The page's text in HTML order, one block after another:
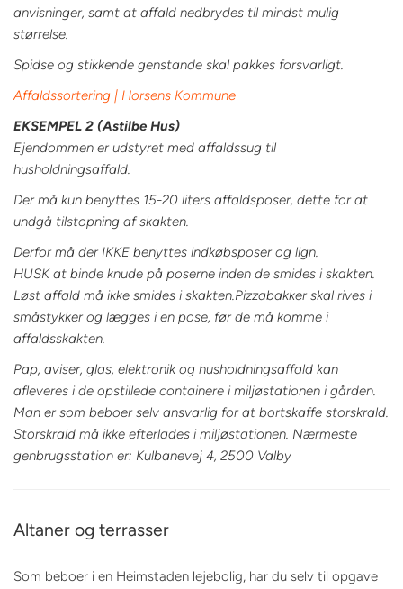
anvisninger, samt at affald nedbrydes til mindst mulig
størrelse.
Spidse og stikkende genstande skal pakkes forsvarligt.
Affaldssortering | Horsens Kommune
EKSEMPEL 2 (Astilbe Hus)
Ejendommen er udstyret med affaldssug til
husholdningsaffald.
Der må kun benyttes 15-20 liters affaldsposer, dette for at
undgå tilstopning af skakten.
Derfor må der IKKE benyttes indkøbsposer og lign.
HUSK at binde knude på poserne inden de smides i skakten.
Løst affald må ikke smides i skakten.Pizzabakker skal rives i
småstykker og lægges i en pose, før de må komme i
affaldsskakten.
Pap, aviser, glas, elektronik og husholdningsaffald kan
afleveres i de opstillede containere i miljøstationen i gården.
Man er som beboer selv ansvarlig for at bortskaffe storskrald.
Storskrald må ikke efterlades i miljøstationen. Nærmeste
genbrugsstation er: Kulbanevej 4, 2500 Valby
Altaner og terrasser
Som beboer i en Heimstaden lejebolig, har du selv til opgave